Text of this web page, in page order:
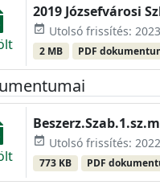
2019 Józsefvárosi
event_available Utolsó frissítés:
2 MB PDF
event_available Utolsó frissítés:
773 KB PDF